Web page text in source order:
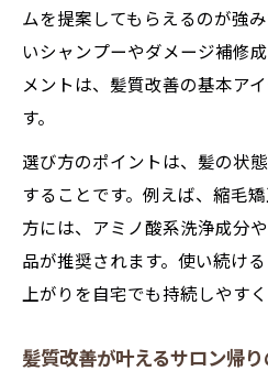
ムを提案してもらえるのが強
いシャンプーやダメージ補修
メントは、髪質改善の基本ア
す。
選び方のポイントは、髪の状
することです。例えば、縮毛
方には、アミノ酸系洗浄成分
品が推奨されます。使い続け
上がりを自宅でも持続しやすく
髪質改善が叶えるサロン帰